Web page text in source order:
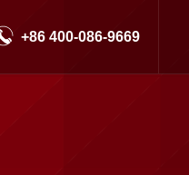
+86 400-086-9669